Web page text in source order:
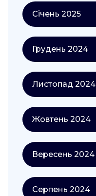
Січень 2025
Грудень 2024
Листопад 2024
Жовтень 2024
Вересень 2024
Серпень 2024